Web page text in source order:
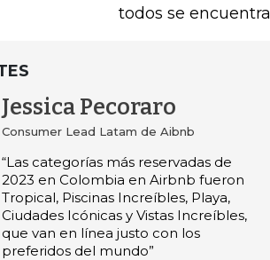
todos se
Jessica Pecoraro
Consumer Lead Latam de Aibnb
“Las categorías más reservadas de
2023 en Colombia en Airbnb fueron
Tropical, Piscinas Increíbles, Playa,
Ciudades Icónicas y Vistas Increíbles,
que van en línea justo con los
preferidos del mundo”